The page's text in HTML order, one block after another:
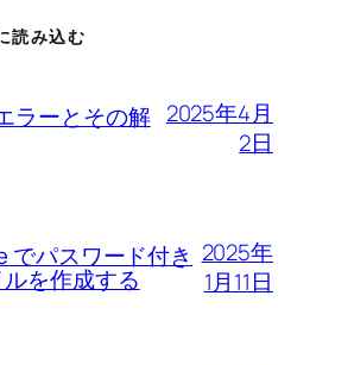
読み込む
ラーとその解 2025年4月
2日
でパスワード付き
ルを作成する
2025年
1月11日